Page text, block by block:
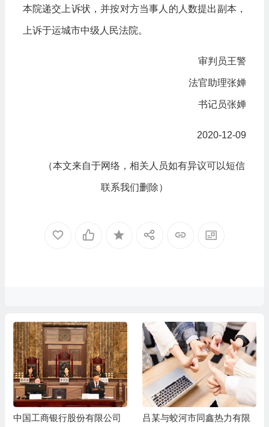
本院递交上诉状，并按对方当事人的人数提出副本，
上诉于运城市中级人民法院。
审判员王警
法官助理张婵
书记员张婵
2020-12-09
（本文来自于网络，相关人员如有异议可以短信
联系我们删除）
中国工商银行股份有限公司
吕某与蛟河市同鑫热力有限